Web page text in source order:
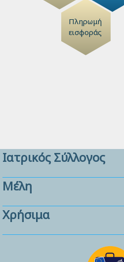
Πληρωμή
εισφοράς
Ιατρικός Σύλλογος
Μέλη
Χρήσιμα